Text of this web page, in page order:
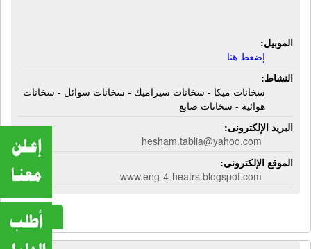
الموبيل:
إضغط هنا
النشاط:
سخانات ميكا - سخانات سيراميك - سخانات سوائل - سخانات
هوائية - سخانات صابع
البريد الإلكترونى:
hesham.tablia@yahoo.com
الموقع الإلكترونى:
www.eng-4-heatrs.blogspot.com
المزيد